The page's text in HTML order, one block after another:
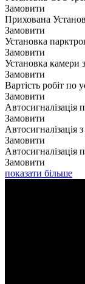
Замовити
Прихована
Замовити
Установка
Замовити
Установка камери
Замовити
Вартість робіт по
Замовити
Автосигналізація
Замовити
Автосигналізація
Замовити
Автосигналізація
Замовити
показати більше